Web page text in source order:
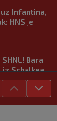
Infantina,
HNS je
Bara
Schalkea
ligu,